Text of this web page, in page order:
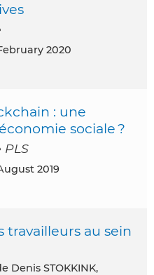
2020
: une
sociale ?
PLS
2019
travailleurs au sein